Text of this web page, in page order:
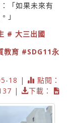
「如果未來有
」
# 大三出國
教育 #SDG11永
18 |
點閱：
|
下載：